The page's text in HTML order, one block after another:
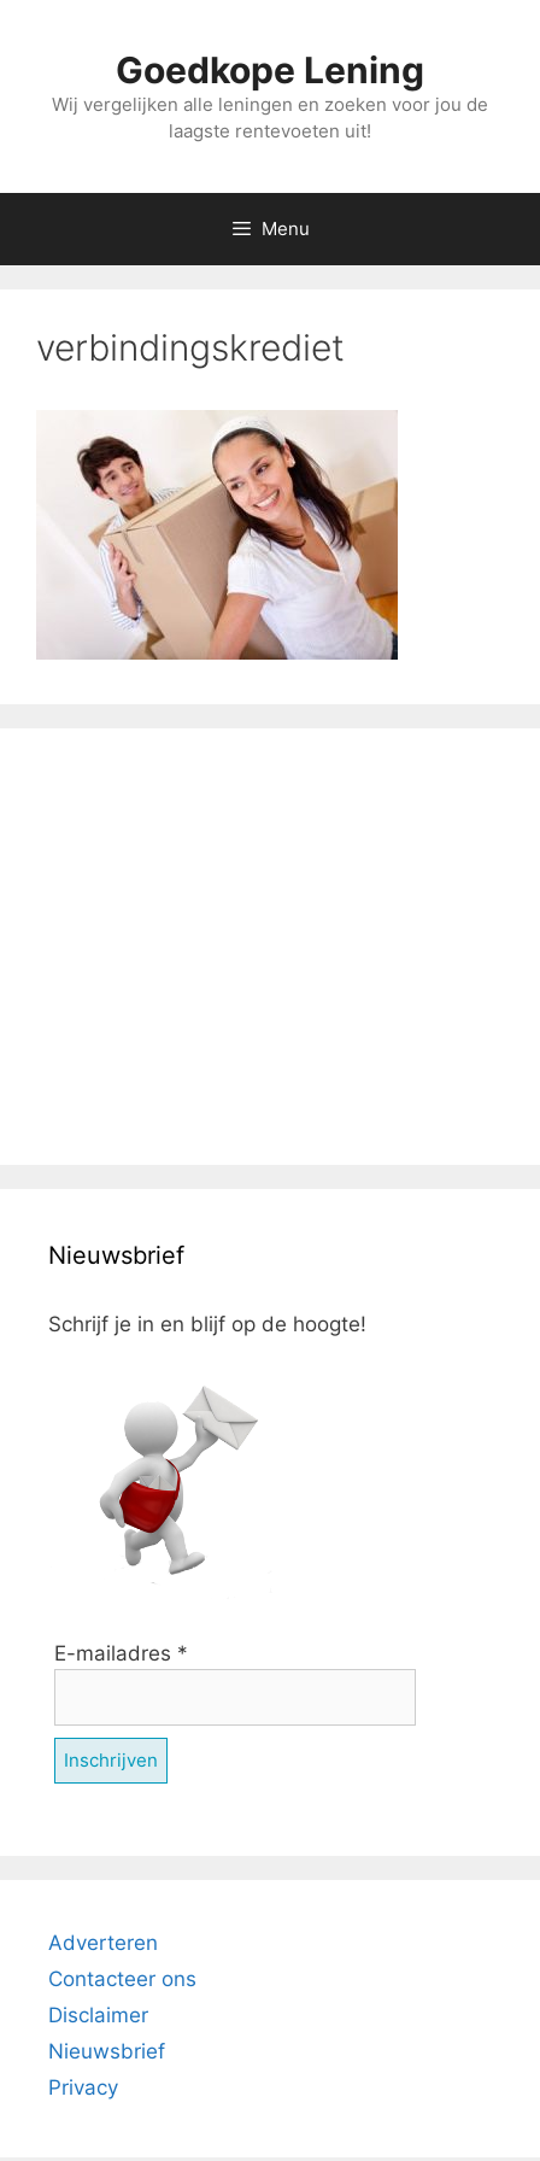
inhoud
Goedkope Lening
Wij vergelijken alle leningen en zoeken voor jou de
laagste rentevoeten uit!
Menu
verbindingskrediet
Nieuwsbrief
Schrijf je in en blijf op de hoogte!
E-mailadres *
Adverteren
Contacteer ons
Disclaimer
Nieuwsbrief
Privacy